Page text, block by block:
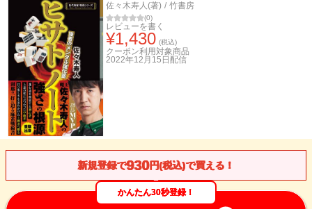
佐々木寿人(著) / 竹書房
(0)
レビューを書く
¥1,430 (税込)
クーポン利用対象商品
2022年12月15日 配信
新規登録で930円(税込)で買える！
かんたん30秒登録！